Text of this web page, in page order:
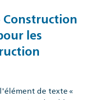
les
de texte «